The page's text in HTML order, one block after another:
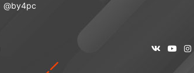
@by4pc